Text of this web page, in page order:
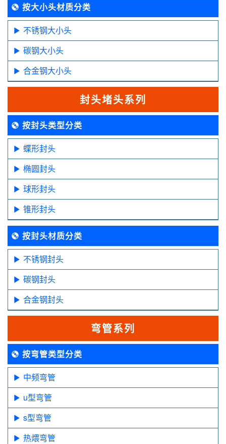
按大小头材质分类
不锈钢大小头
碳钢大小头
合金钢大小头
封头堵头系列
按封头类型分类
蝶形封头
椭圆封头
球形封头
锥形封头
按封头材质分类
不锈钢封头
碳钢封头
合金钢封头
弯管系列
按弯管类型分类
中频弯管
u型弯管
s型弯管
热煨弯管